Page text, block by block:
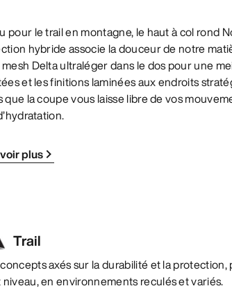
pour le trail en montagne, le haut à col rond
hybride associe la douceur de notre
Delta ultraléger dans le dos pour une
et les finitions laminées aux endroits
que la coupe vous laisse libre de vos
plus
Trail
axés sur la durabilité et la
niveau, en environnements reculés et variés.